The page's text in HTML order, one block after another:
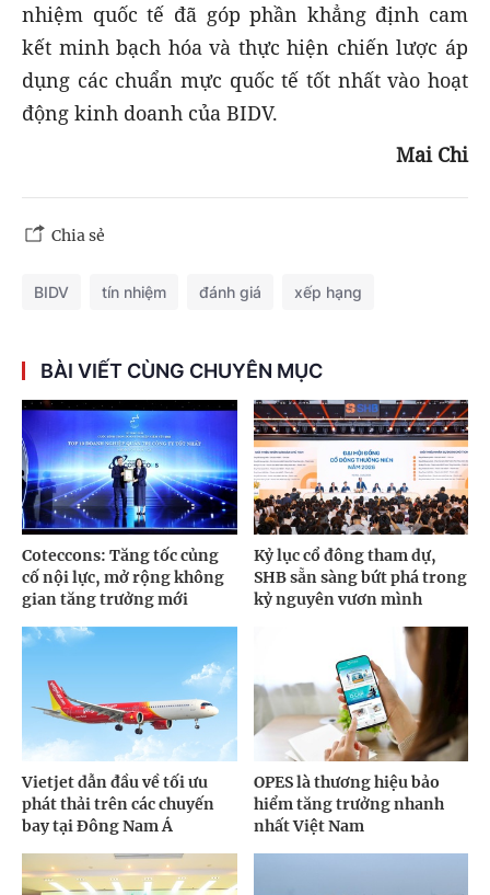
nhiệm quốc tế đã góp phần khẳng định cam
kết minh bạch hóa và thực hiện chiến lược áp
dụng các chuẩn mực quốc tế tốt nhất vào hoạt
động kinh doanh của BIDV.
Mai Chi
Chia sẻ
BIDV tín nhiệm đánh giá xếp hạng
BÀI VIẾT CÙNG CHUYÊN MỤC
Coteccons: Tăng tốc củng
cố nội lực, mở rộng không
gian tăng trưởng mới
Kỷ lục cổ đông tham dự,
SHB sẵn sàng bứt phá trong
kỷ nguyên vươn mình
Vietjet dẫn đầu về tối ưu
phát thải trên các chuyến
bay tại Đông Nam Á
OPES là thương hiệu bảo
hiểm tăng trưởng nhanh
nhất Việt Nam